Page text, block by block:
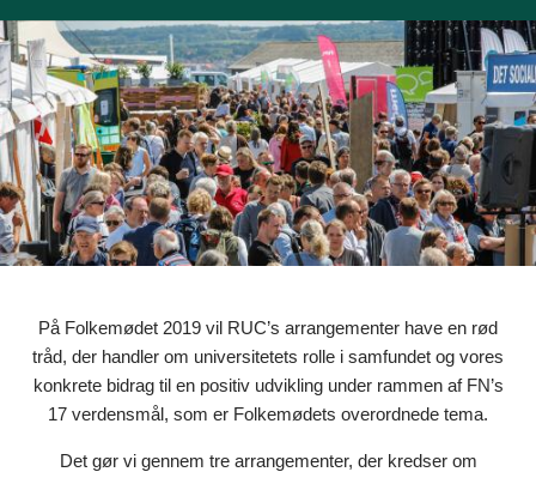
På Folkemødet 2019 vil RUC’s arrangementer have en rød
tråd, der handler om universitetets rolle i samfundet og vores
konkrete bidrag til en positiv udvikling under rammen af FN’s
17 verdensmål, som er Folkemødets overordnede tema.
Det gør vi gennem tre arrangementer, der kredser om